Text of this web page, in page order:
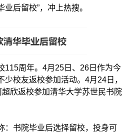
后留校”，冲上热搜。
115周年。4月25日、26日作为今
校友返校参加活动。4月24日，
超欣返校参加清华大学苏世民书院
：书院毕业后选择留校，投身可